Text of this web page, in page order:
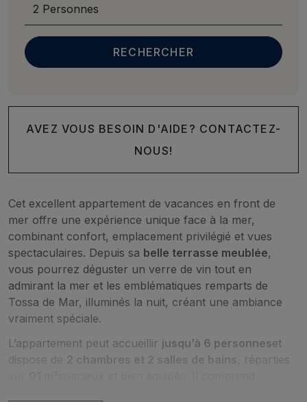
AVEZ VOUS BESOIN D'AIDE? CONTACTEZ-
NOUS!
Cet excellent appartement de vacances en front de
mer offre une expérience unique face à la mer,
combinant confort, emplacement privilégié et vues
spectaculaires. Depuis sa belle terrasse meublée,
vous pourrez déguster un verre de vin tout en
admirant la mer et les emblématiques remparts de
Tossa de Mar, illuminés la nuit, créant une ambiance
vraiment spéciale.
L’appartement peut accueillir jusqu’à 6 personneset
dispose de 2 chambres et 2 salles de bains , réparties